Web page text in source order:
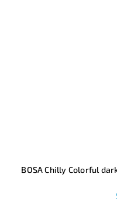
BOSA Chilly Colorful